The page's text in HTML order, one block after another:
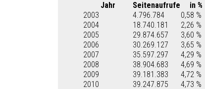
Jahr Seitenaufrufe in %
2003
4.796.784 0,58 %
2004
18.740.181 2,26 %
2005
29.874.657 3,60 %
2006
30.269.127 3,65 %
2007
35.597.297 4,29 %
2008
38.904.683 4,69 %
2009
39.181.383 4,72 %
2010
39.247.875 4,73 %